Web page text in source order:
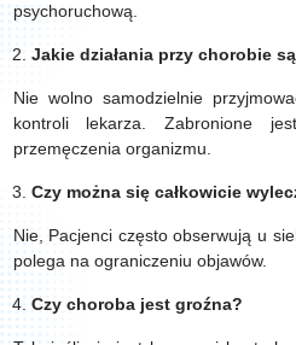
psychoruchową.
Jakie działania przy chorobie
Nie wolno samodzielnie
kontroli lekarza. Zabronione
przemęczenia organizmu.
Czy można się całkowicie
Nie, Pacjenci często obserwują u
polega na ograniczeniu objawów.
Czy choroba jest groźna?